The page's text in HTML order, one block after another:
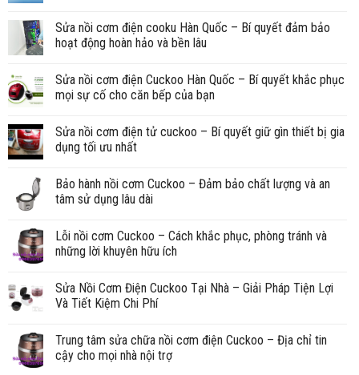
Sửa nồi cơm điện cooku Hàn Quốc – Bí quyết đảm bảo
hoạt động hoàn hảo và bền lâu
Sửa nồi cơm điện Cuckoo Hàn Quốc – Bí quyết khắc phục
mọi sự cố cho căn bếp của bạn
Sửa nồi cơm điện tử cuckoo – Bí quyết giữ gìn thiết bị gia
dụng tối ưu nhất
Bảo hành nồi cơm Cuckoo – Đảm bảo chất lượng và an
tâm sử dụng lâu dài
Lỗi nồi cơm Cuckoo – Cách khắc phục, phòng tránh và
những lời khuyên hữu ích
Sửa Nồi Cơm Điện Cuckoo Tại Nhà – Giải Pháp Tiện Lợi
Và Tiết Kiệm Chi Phí
Trung tâm sửa chữa nồi cơm điện Cuckoo – Địa chỉ tin
cậy cho mọi nhà nội trợ